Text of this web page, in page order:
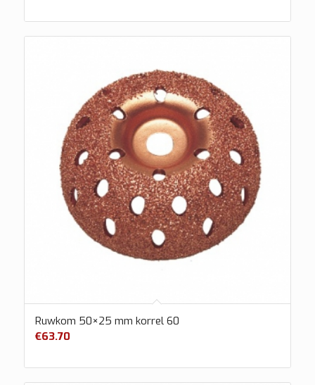
Ruwkom 50×25 mm korrel 60
€63.70